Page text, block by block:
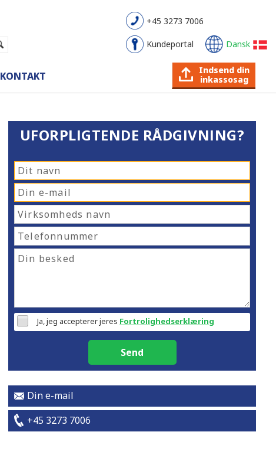
+45 3273 7006
Kundeportal Dansk
KONTAKT
Indsend din
inkassosag
UFORPLIGTENDE RÅDGIVNING?
Ja, jeg accepterer jeres Fortrolighedserklæring
Send
Din e-mail
+45 3273 7006